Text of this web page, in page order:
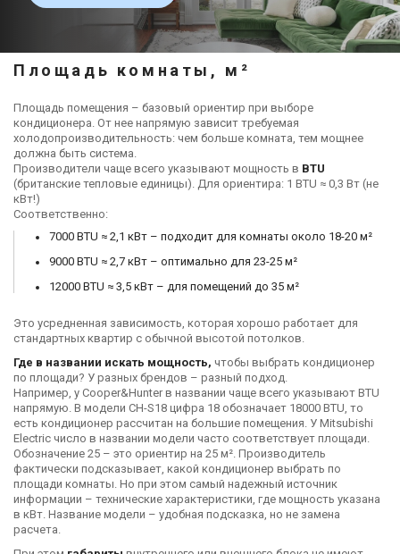
Площадь комнаты, м²
Площадь помещения – базовый ориентир при выборе
кондиционера. От нее напрямую зависит требуемая
холодопроизводительность: чем больше комната, тем мощнее
должна быть система.
Производители чаще всего указывают мощность в BTU
(британские тепловые единицы). Для ориентира: 1 BTU ≈ 0,3 Вт (не
кВт!)
Соответственно:
7000 BTU ≈ 2,1 кВт – подходит для комнаты около 18-20 м²
9000 BTU ≈ 2,7 кВт – оптимально для 23-25 м²
12000 BTU ≈ 3,5 кВт – для помещений до 35 м²
Это усредненная зависимость, которая хорошо работает для
стандартных квартир с обычной высотой потолков.
Где в названии искать мощность, чтобы выбрать кондиционер
по площади? У разных брендов – разный подход.
Например, у Cooper&Hunter в названии чаще всего указывают BTU
напрямую. В модели CH-S18 цифра 18 обозначает 18000 BTU, то
есть кондиционер рассчитан на большие помещения. У Mitsubishi
Electric число в названии модели часто соответствует площади.
Обозначение 25 – это ориентир на 25 м². Производитель
фактически подсказывает, какой кондиционер выбрать по
площади комнаты. Но при этом самый надежный источник
информации – технические характеристики, где мощность указана
в кВт. Название модели – удобная подсказка, но не замена
расчета.